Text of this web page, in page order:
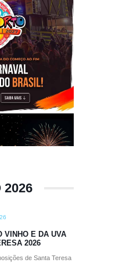
2026
VINHO E DA UVA
2026
de Santa Teresa